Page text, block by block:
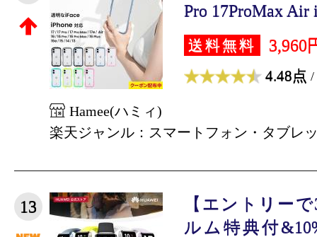
Pro 17ProMax Air
送料無料 3,960
4.48点 /
Hamee(ハミィ)
楽天ジャンル：スマートフォン・タブレ
13
【エントリー
ルム特典付